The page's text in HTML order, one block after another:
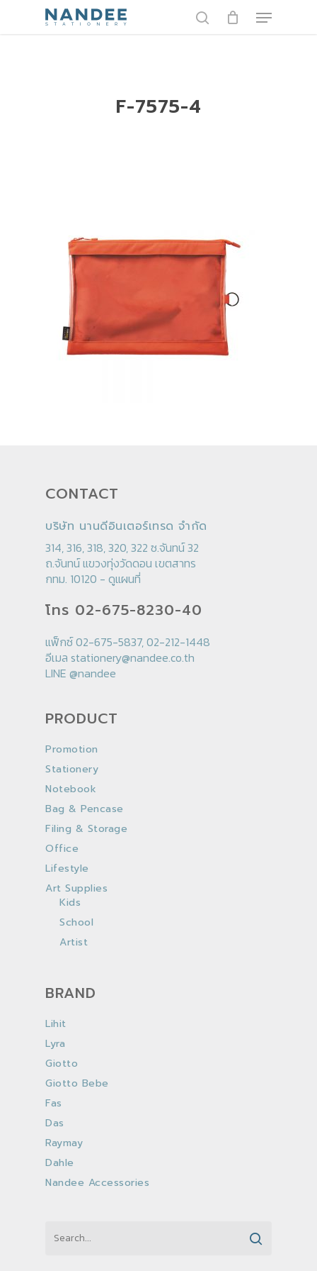
Menu
F-7575-4
CONTACT
บริษัท นานดีอินเตอร์เทรด จำกัด
314, 316, 318, 320, 322 ซ.จันทน์ 32
ถ.จันทน์ แขวงทุ่งวัดดอน เขตสาทร
กทม. 10120 - ดูแผนที่
โทร 02-675-8230-40
แฟ็กซ์ 02-675-5837, 02-212-1448
อีเมล stationery@nandee.co.th
LINE @nandee
PRODUCT
Promotion
Stationery
Notebook
Bag & Pencase
Filing & Storage
Office
Lifestyle
Art Supplies
Kids
School
Artist
BRAND
Lihit
Lyra
Giotto
Giotto Bebe
Fas
Das
Raymay
Dahle
Nandee Accessories